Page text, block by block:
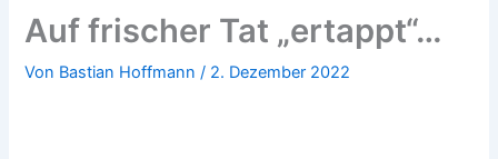
Auf frischer Tat „ertappt“…
Von Bastian Hoffmann/ 2. Dezember 2022